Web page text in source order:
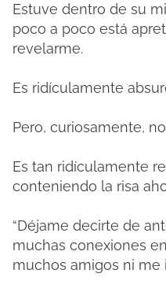
Estuve dentro de su
poco a poco está
revelarme.
Es ridículamente
Pero, curiosamente,
Es tan ridículamente
conteniendo la risa
“Déjame decirte de
muchas conexiones
muchos amigos ni me